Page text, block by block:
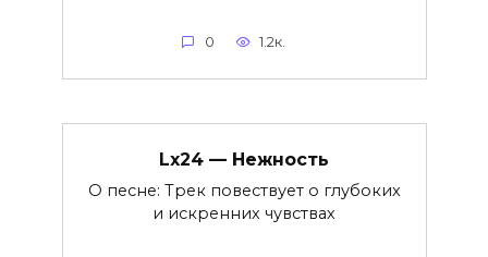
0 1.2к.
Lx24 — Нежность
О песне: Трек повествует о глубоких
и искренних чувствах